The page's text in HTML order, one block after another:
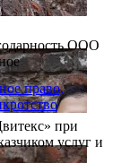
право,
ООО
при
услуг и